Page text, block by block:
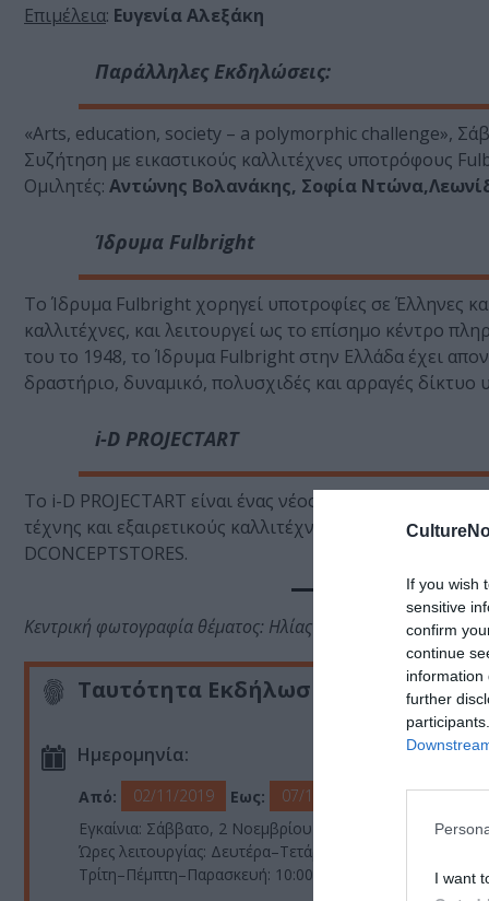
If you wish
sensitive
confirm
continue
information
further
I want
Επιμέλεια: Ευγενία Αλεξάκη
Παράλληλες Εκδηλώσεις:
«Arts, education, society – a polymorphic challenge»,
Συζήτηση με εικαστικούς καλλιτέχνες υποτρόφους
Ομιλητές: Αντώνης Βολανάκης, Σοφία
Ίδρυμα Fulbright
Το Ίδρυμα Fulbright χορηγεί υποτροφίες σε Έλληνες
καλλιτέχνες, και λειτουργεί ως το επίσημο κέντρο
του το 1948, το Ίδρυμα Fulbright στην Ελλάδα έχει
δραστήριο, δυναμικό, πολυσχιδές και αρραγές
i-D PROJECTART
Το i-D PROJECTART είναι ένας νέος δημιουργικός
τέχνης και εξαιρετικούς καλλιτέχνες. Τοi-
DCONCEPTSTORES.
Κεντρική φωτογραφία θέματος: Ηλίας Καφούρος, Followers
Ταυτότητα Εκδήλωσης
Ημερομηνία:
Από: 02/11/2019 Εως:
07/12/2019
Εγκαίνια: Σάββατο, 2 Νοεμβρίου στις 12:00 – 19:00
Ώρες λειτουργίας: Δευτέρα–Τετάρτη–Σάββατο: 10:00 –
Τρίτη–Πέμπτη–Παρασκευή: 10:00– 21:00